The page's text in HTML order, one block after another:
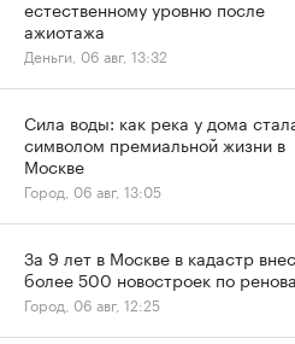
естественному уровню после
ажиотажа
Деньги, 06 авг, 13:32
Сила воды: как река у дома
символом премиальной жизни в
Москве
Город, 06 авг, 13:05
За 9 лет в Москве в кадастр
более 500 новостроек по
Город, 06 авг, 12:25